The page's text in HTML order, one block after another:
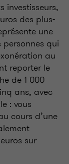
investisseurs,
des plus-
une
personnes qui
au
reporter le
de 1 000
ans, avec
: vous
cours d’une
sur